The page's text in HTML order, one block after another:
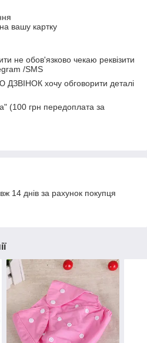
вашу картку
не обов'язково чекаю реквізити
/SMS
хочу обговорити деталі
(100 грн передоплата за
14 днів за рахунок покупця